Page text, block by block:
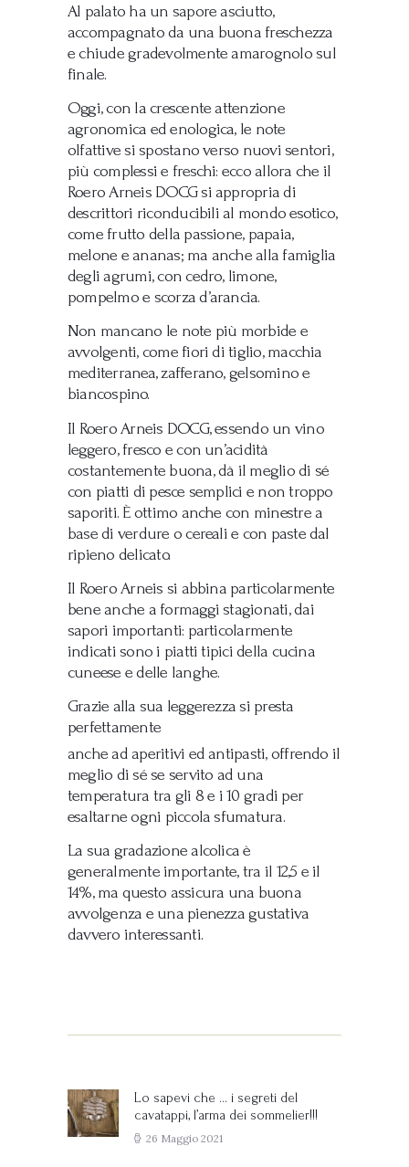
Al palato ha un sapore asciutto,
accompagnato da una buona freschezza
e chiude gradevolmente amarognolo sul
finale.
Oggi, con la crescente attenzione
agronomica ed enologica, le note
olfattive si spostano verso nuovi sentori,
più complessi e freschi: ecco allora che il
Roero Arneis DOCG si appropria di
descrittori riconducibili al mondo esotico,
come frutto della passione, papaia,
melone e ananas; ma anche alla famiglia
degli agrumi, con cedro, limone,
pompelmo e scorza d’arancia.
Non mancano le note più morbide e
avvolgenti, come fiori di tiglio, macchia
mediterranea, zafferano, gelsomino e
biancospino.
Il Roero Arneis DOCG, essendo un vino
leggero, fresco e con un’acidità
costantemente buona, dà il meglio di sé
con piatti di pesce semplici e non troppo
saporiti. È ottimo anche con minestre a
base di verdure o cereali e con paste dal
ripieno delicato.
Il Roero Arneis si abbina particolarmente
bene anche a formaggi stagionati, dai
sapori importanti: particolarmente
indicati sono i piatti tipici della cucina
cuneese e delle langhe.
Grazie alla sua leggerezza si presta
perfettamente
anche ad aperitivi ed antipasti, offrendo il
meglio di sé se servito ad una
temperatura tra gli 8 e i 10 gradi per
esaltarne ogni piccola sfumatura.
La sua gradazione alcolica è
generalmente importante, tra il 12,5 e il
14%, ma questo assicura una buona
avvolgenza e una pienezza gustativa
davvero interessanti.
Previous
post:
Lo sapevi che … i segreti del
cavatappi, l’arma dei sommelier!!!
26 Maggio 2021